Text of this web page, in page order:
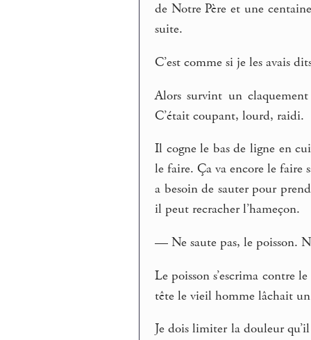
de Notre Père et une
suite.
C’est comme si je les avais
Alors survint un
C’était coupant, lourd, raidi.
Il cogne le bas de ligne en
le faire. Ça va encore le faire
a besoin de sauter pour
il peut recracher l’hameçon.
— Ne saute pas, le poisson.
Le poisson s’escrima contre
tête le vieil homme lâchait
Je dois limiter la douleur